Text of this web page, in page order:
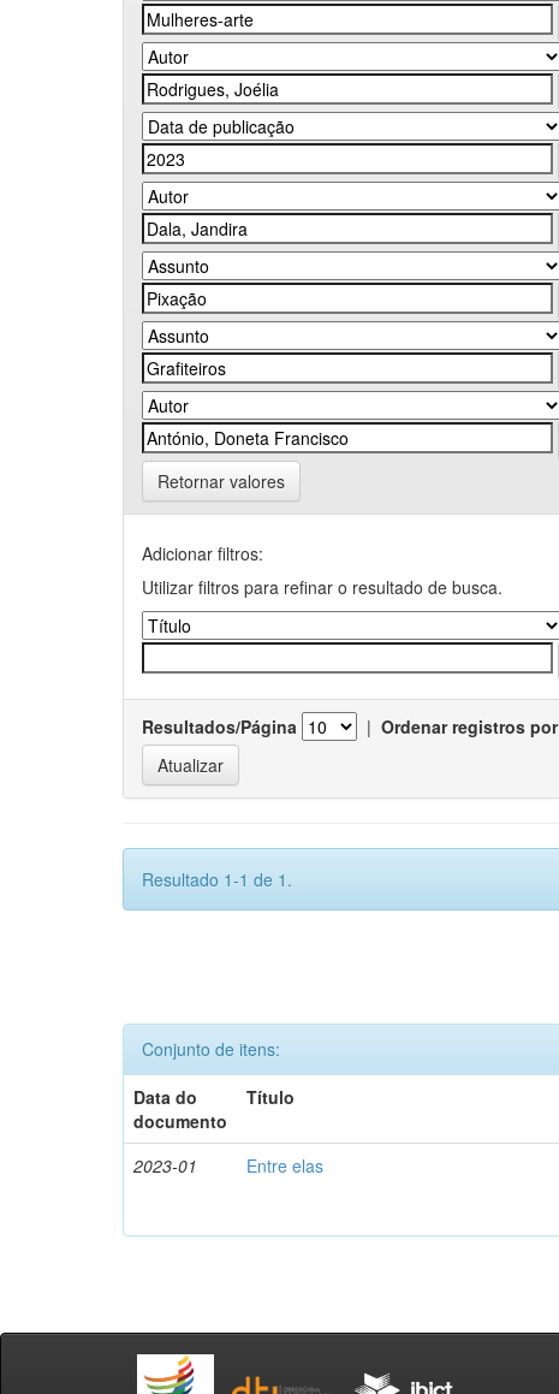
Retornar valores
Adicionar filtros:
Utilizar filtros para refinar o resultado de busca.
Resultados/Página | Ordenar registros por
Resultado 1-1 de 1.
Conjunto de itens:
Data do
documento
Título
2023-01 Entre elas